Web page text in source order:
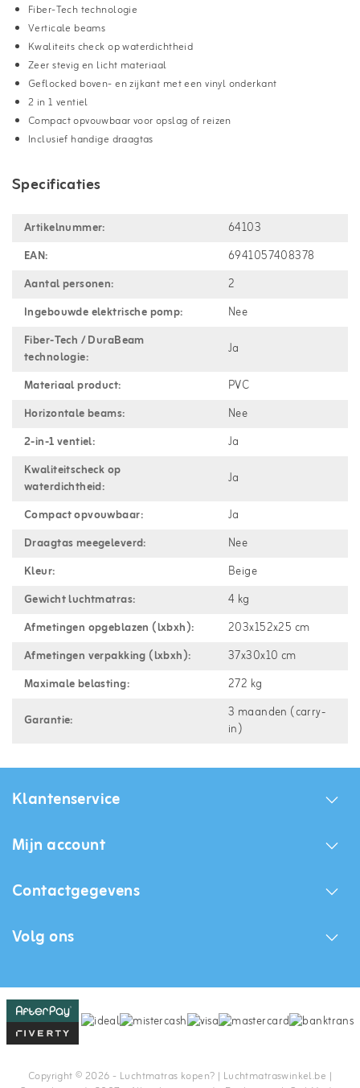
Fiber-Tech technologie
Verticale beams
Kwaliteits check op waterdichtheid
Zeer stevig en licht materiaal
Geflocked boven- en zijkant met een vinyl onderkant
2 in 1 ventiel
Compact opvouwbaar voor opslag of reizen
Inclusief handige draagtas
Specificaties
Artikelnummer:
64103
EAN:
6941057408378
Aantal personen:
2
Ingebouwde elektrische pomp:
Nee
Fiber-Tech / DuraBeam
technologie:
Ja
Materiaal product:
PVC
Horizontale beams:
Nee
2-in-1 ventiel:
Ja
Kwaliteitscheck op
waterdichtheid:
Ja
Compact opvouwbaar:
Ja
Draagtas meegeleverd:
Nee
Kleur:
Beige
Gewicht luchtmatras:
4 kg
Afmetingen opgeblazen (lxbxh):
203x152x25 cm
Afmetingen verpakking (lxbxh):
37x30x10 cm
Maximale belasting:
272 kg
Garantie:
3 maanden (carry-
in)
Klantenservice
Mijn account
Contactgegevens
Volg ons
Copyright © 2026 - Luchtmatras kopen? | Luchtmatraswinkel.be |